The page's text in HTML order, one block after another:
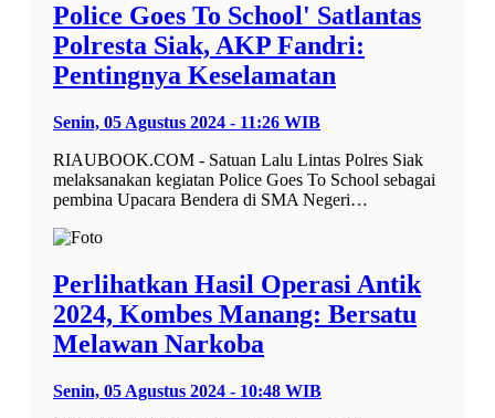
Police Goes To School' Satlantas
Polresta Siak, AKP Fandri:
Pentingnya Keselamatan
Senin, 05 Agustus 2024 - 11:26 WIB
RIAUBOOK.COM - Satuan Lalu Lintas Polres Siak
melaksanakan kegiatan Police Goes To School sebagai
pembina Upacara Bendera di SMA Negeri…
Perlihatkan Hasil Operasi Antik
2024, Kombes Manang: Bersatu
Melawan Narkoba
Senin, 05 Agustus 2024 - 10:48 WIB